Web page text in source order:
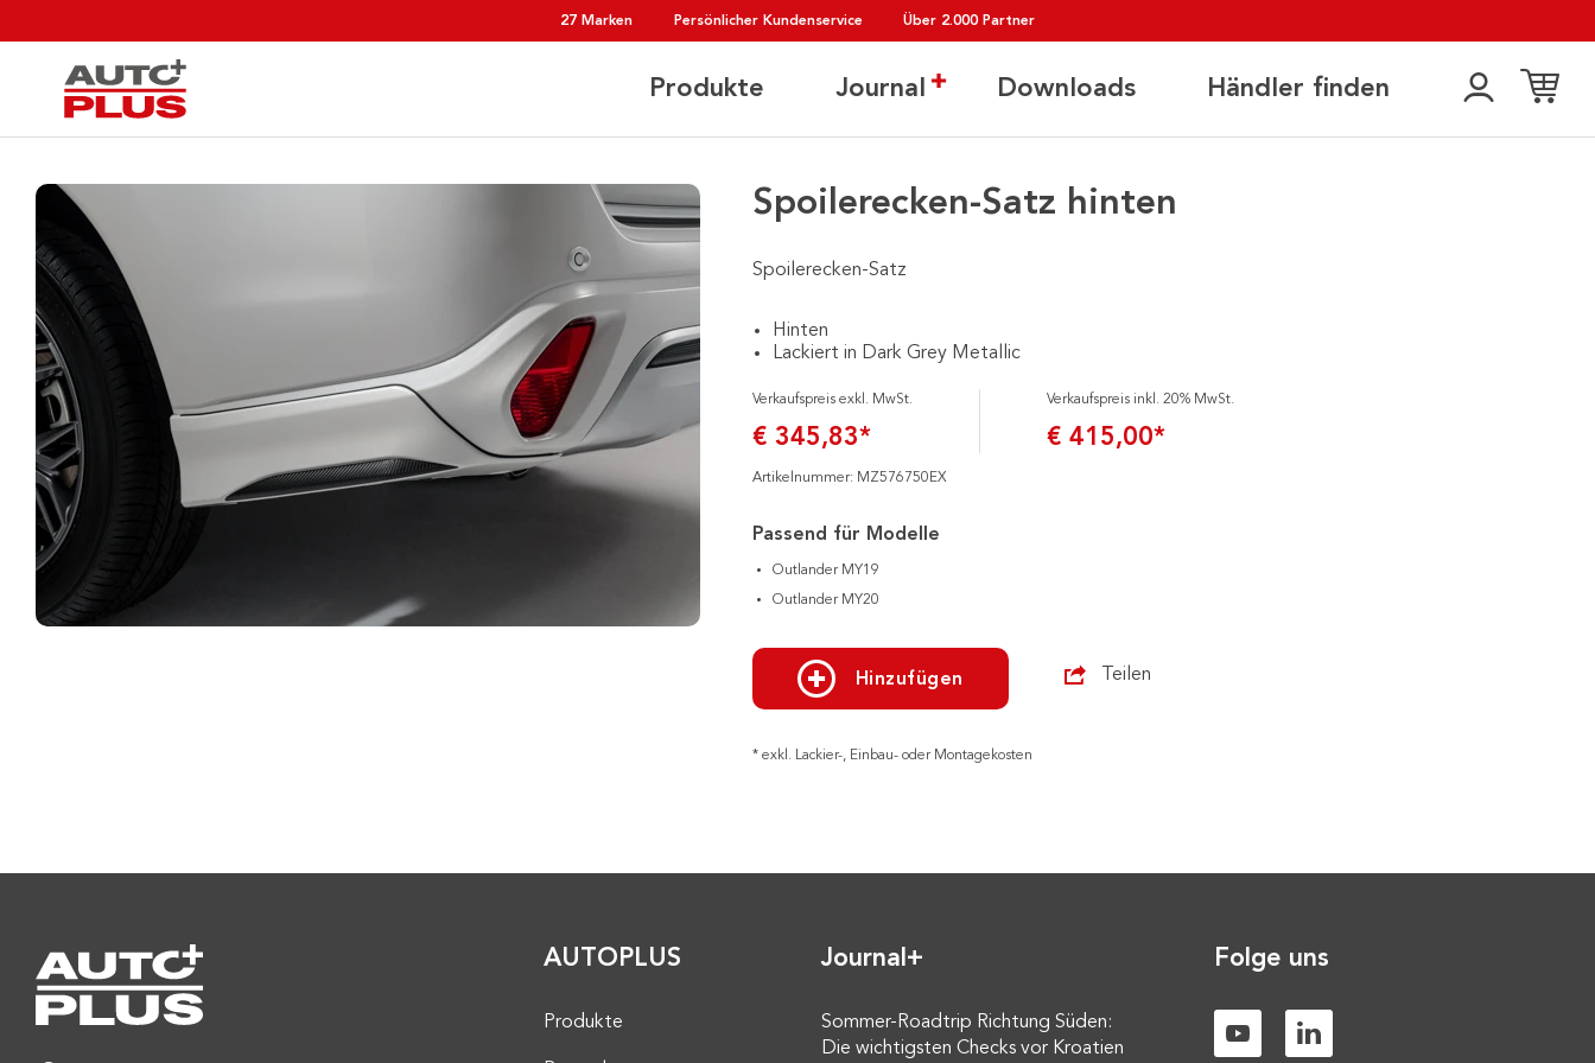
27 Marken Persönlicher Kundenservice Über 2.000 Partner
Produkte Journal Downloads Händler finden
Spoilerecken-Satz hinten
Spoilerecken-Satz
Hinten
Lackiert in Dark Grey Metallic
Verkaufspreis exkl. MwSt.
€ 345,83*
Verkaufspreis inkl. 20% MwSt.
€ 415,00*
Artikelnummer: MZ576750EX
Passend für Modelle
Outlander MY19
Outlander MY20
Hinzufügen Teilen
* exkl. Lackier-, Einbau- oder Montagekosten
AUTOPLUS
Produkte
Journal+
Sommer-Roadtrip Richtung Süden:
Die wichtigsten Checks vor Kroatien
Folge uns